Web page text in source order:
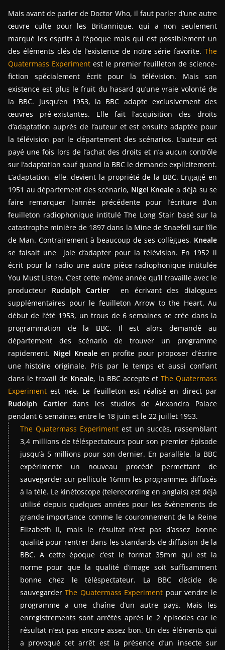
Mais avant de parler de Doctor Who, il faut parler d’une autre
œuvre culte pour les Britannique, qui a non seulement
marqué les esprits à l’époque mais qui est possiblement un
des éléments clés de l’existence de notre série favorite. The
Quatermass Experiment est le premier feuilleton de science-
fiction spécialement écrit pour la télévision. Mais son
existence est plus le fruit du hasard qu’une vraie volonté de
la BBC. Jusqu’en 1953, la BBC adapte exclusivement des
œuvres pré-existantes. Elle fait l’acquisition des droits
d’adaptation auprès de l’auteur et est ensuite adaptée pour
la télévision par le département des scénarios. L’auteur est
payé une fois lors de l’achat des droits et n’a aucun contrôle
sur l’adaptation sauf quand la BBC le demande explicitement.
L’adaptation, elle, devient la propriété de la BBC. Engagé en
1951 au département des scénario, Nigel Kneale a déjà su se
faire remarquer l’année précédente pour l’écriture d’un
feuilleton radiophonique intitulé The Long Stair basé sur la
catastrophe minière de 1897 dans la Mine de Snaefell sur l’île
de Man. Contrairement à beaucoup de ses collègues, Kneale
se faisait une joie d’adapter pour la télévision. En 1952 il
écrit pour la radio une autre pièce radiophonique intitulée
You Must Listen. C’est cette même année qu’il travaille avec le
producteur Rudolph Cartier en écrivant des dialogues
supplémentaires pour le feuilleton Arrow to the Heart. Au
début de l’été 1953, un trous de 6 semaines se crée dans la
programmation de la BBC. Il est alors demandé au
département des scénario de trouver un programme
rapidement. Nigel Knealeen profite pour proposer d’écrire
une histoire originale. Pris par le temps et aussi confiant
dans le travail de Kneale, la BBC accepte et The Quatermass
Experiment est née. Le feuilleton est réalisé en direct par
Rudolph Cartierdans les studios de Alexandra Palace
pendant 6 semaines entre le 18 juin et le 22 juillet 1953.
The Quatermass Experiment est un succès, rassemblant
3,4 millions de téléspectateurs pour son premier épisode
jusqu’à 5 millions pour son dernier. En parallèle, la BBC
expérimente un nouveau procédé permettant de
sauvegarder sur pellicule 16mm les programmes diffusés
à la télé. Le kinétoscope (telerecording en anglais) est déjà
utilisé depuis quelques années pour les évènements de
grande importance comme le couronnement de la Reine
Elizabeth II, mais le résultat n’est pas d’assez bonne
qualité pour rentrer dans les standards de diffusion de la
BBC. A cette époque c’est le format 35mm qui est la
norme pour que la qualité d’image soit suffisamment
bonne chez le téléspectateur. La BBC décide de
sauvegarderThe Quatermass Experiment pour vendre le
programme a une chaîne d’un autre pays. Mais les
enregistrements sont arrêtés après le 2 épisodes car le
résultat n’est pas encore assez bon. Un des éléments qui
a provoqué cet arrêt est la présence d’un insecte sur